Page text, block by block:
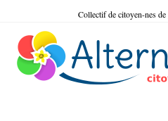
content
Collectif de citoyen-nes de